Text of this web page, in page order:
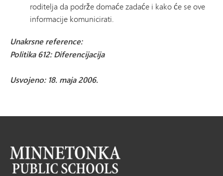
roditelja da podrže domaće zadaće i kako će se ove
informacije komunicirati.
Unakrsne reference:
Politika 612: Diferencijacija
Usvojeno: 18. maja 2006.